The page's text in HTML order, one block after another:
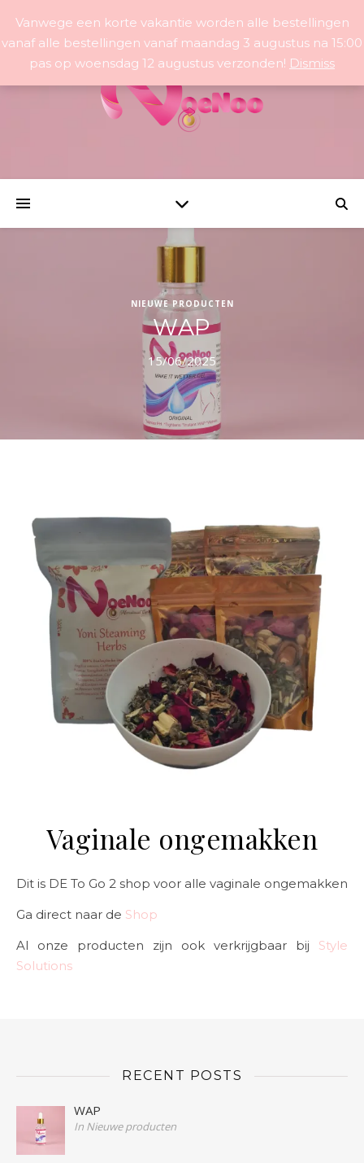
NIEUWE PRODUCTEN
WAP
15/06/2025
Vaginale ongemakken
Dit is DE To Go 2 shop voor alle vaginale ongemakken
Ga direct naar de Shop
Al onze producten zijn ook verkrijgbaar bij Style
Solutions
RECENT POSTS
WAP
In Nieuwe producten
Vanwege een korte vakantie worden alle bestellingen
vanaf alle bestellingen vanaf maandag 3 augustus na 15:00
pas op woensdag 12 augustus verzonden! Dismiss